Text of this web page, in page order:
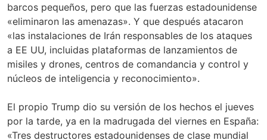
barcos pequeños, pero que las fuerzas estadounidense
«eliminaron las amenazas». Y que después atacaron
«las instalaciones de Irán responsables de los ataques
a EE UU, incluidas plataformas de lanzamientos de
misiles y drones, centros de comandancia y control y
núcleos de inteligencia y reconocimiento».
El propio Trump dio su versión de los hechos el jueves
por la tarde, ya en la madrugada del viernes en España:
«Tres destructores estadounidenses de clase mundial